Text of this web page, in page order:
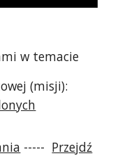
w temacie
(misji):
----- Przejdź